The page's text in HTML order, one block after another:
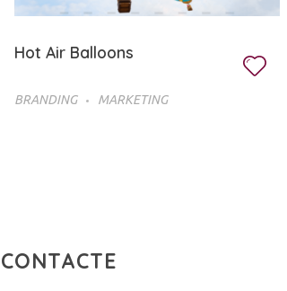
Hot Air Balloons
BRANDING MARKETING
CONTACTE